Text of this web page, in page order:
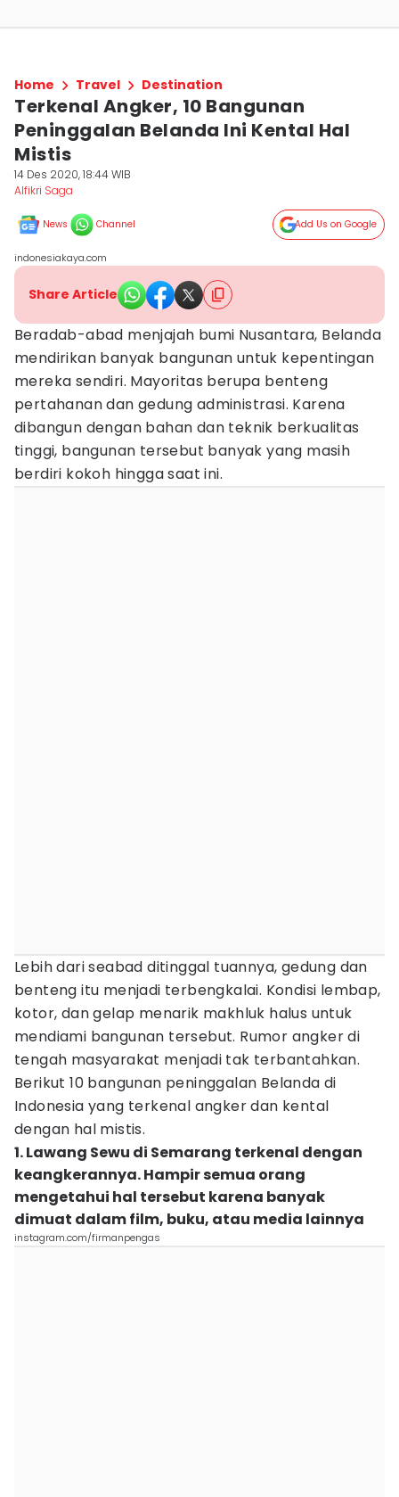
Home Travel Destination
Terkenal Angker, 10 Bangunan
Peninggalan Belanda Ini Kental Hal
Mistis
14 Des 2020, 18:44 WIB
Alfikri Saga
News Channel Add Us on Google
indonesiakaya.com
Share Article
Beradab-abad menjajah bumi Nusantara, Belanda
mendirikan banyak bangunan untuk kepentingan
mereka sendiri. Mayoritas berupa benteng
pertahanan dan gedung administrasi. Karena
dibangun dengan bahan dan teknik berkualitas
tinggi, bangunan tersebut banyak yang masih
berdiri kokoh hingga saat ini.
Lebih dari seabad ditinggal tuannya, gedung dan
benteng itu menjadi terbengkalai. Kondisi lembap,
kotor, dan gelap menarik makhluk halus untuk
mendiami bangunan tersebut. Rumor angker di
tengah masyarakat menjadi tak terbantahkan.
Berikut 10 bangunan peninggalan Belanda di
Indonesia yang terkenal angker dan kental
dengan hal mistis.
1. Lawang Sewu di Semarang terkenal dengan
keangkerannya. Hampir semua orang
mengetahui hal tersebut karena banyak
dimuat dalam film, buku, atau media lainnya
instagram.com/firmanpengas